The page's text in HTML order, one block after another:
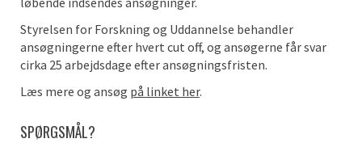
Styrelsen for Forskning og Uddannelse behandler
ansøgningerne efter hvert cut off, og ansøgerne får svar
cirka 25 arbejdsdage efter ansøgningsfristen.
Læs mere og ansøg på linket her.
SPØRGSMÅL?